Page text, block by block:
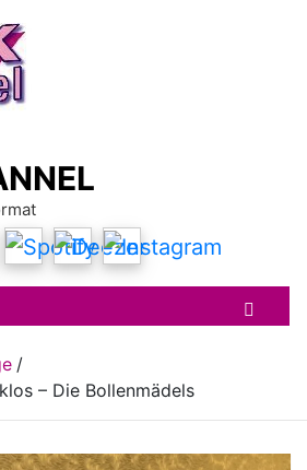
– Die Bollenmädels